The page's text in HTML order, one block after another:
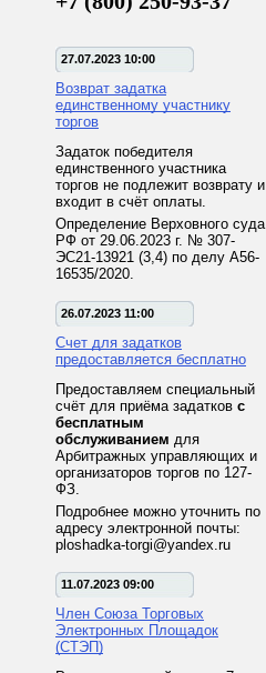
27.07.2023 10:00
Возврат задатка
единственному участнику
торгов
Задаток победителя
единственного участника
торгов не подлежит возврату и
входит в счёт оплаты.
Определение Верховного суда
РФ от 29.06.2023 г. № 307-
ЭС21-13921 (3,4) по делу А56-
16535/2020.
26.07.2023 11:00
Счет для задатков
предоставляется бесплатно
Предоставляем специальный
счёт для приёма задатков с
бесплатным
обслуживанием для
Арбитражных управляющих и
организаторов торгов по 127-
ФЗ.
Подробнее можно уточнить по
адресу электронной почты:
ploshadka-torgi@yandex.ru
11.07.2023 09:00
Член Союза Торговых
Электронных Площадок
(СТЭП)